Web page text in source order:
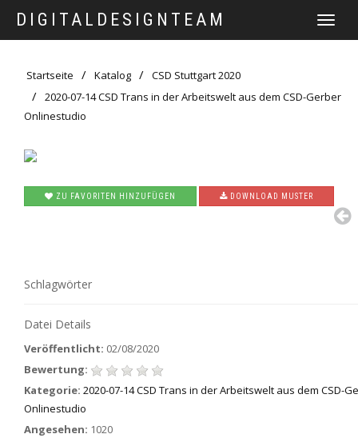
DIGITALDESIGNTEAM
TOGGLE
Startseite Katalog
CSD Stuttgart 2020
2020-07-14 CSD Trans in der Arbeitswelt aus dem CSD-Gerber
Onlinestudio
ZU FAVORITEN HINZUFÜGEN DOWNLOAD MUSTER
Schlagwörter
Datei Details
Veröffentlicht: 02/08/2020
Bewertung:
Kategorie: 2020-07-14 CSD Trans in der Arbeitswelt aus dem CSD-
Onlinestudio
Angesehen: 1020